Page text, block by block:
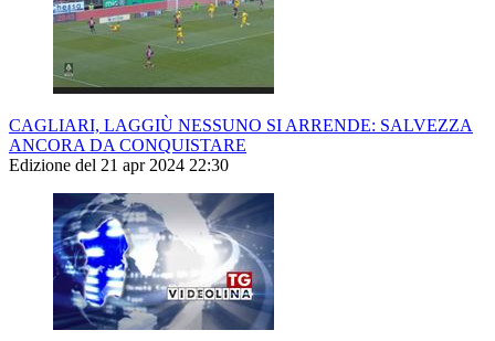
CAGLIARI, LAGGIÙ NESSUNO SI ARRENDE: SALVEZZA
ANCORA DA CONQUISTARE
Edizione del 21 apr 2024 22:30